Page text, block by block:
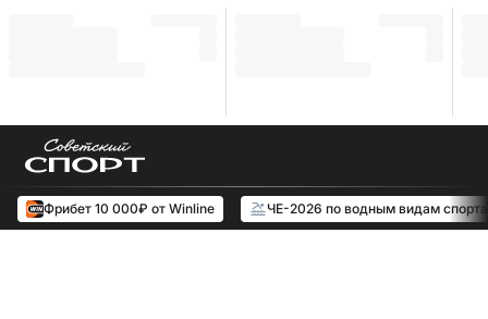
Фрибет 10 000₽ от Winline ЧЕ-2026 по водным видам спорта